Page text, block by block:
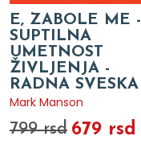
E, ZABOLE ME -
SUPTILNA
UMETNOST
ŽIVLJENJA -
RADNA SVESKA
Mark Manson
799 rsd 679 rsd